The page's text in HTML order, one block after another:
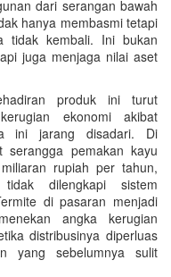
dari serangan bawah
hanya membasmi tetapi
tidak kembali. Ini bukan
juga menjaga nilai aset
produk ini turut
ekonomi akibat
ini jarang disadari. Di
serangga pemakan kayu
rupiah per tahun,
dilengkapi sistem
di pasaran menjadi
angka kerugian
distribusinya diperluas
yang sebelumnya sulit